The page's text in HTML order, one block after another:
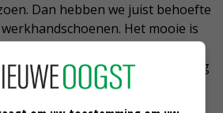
Dan hebben we juist behoefte
Het mooie is
kunnen bestellen bij
spullen dan ook de volgende dag
Lyreco daarom zeker
ondernemers.’